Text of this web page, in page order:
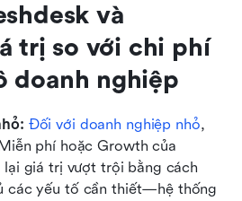
và
trị so với chi phí
doanh nghiệp
Đối với doanh nghiệp nhỏ,
phí hoặc Growth của
lại giá trị vượt trội bằng cách
các yếu tố cần thiết—hệ thống